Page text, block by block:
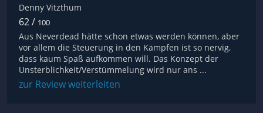
Denny Vitzthum
62 / 100
Aus Neverdead hätte schon etwas werden können, aber
vor allem die Steuerung in den Kämpfen ist so nervig,
dass kaum Spaß aufkommen will. Das Konzept der
Unsterblichkeit/Verstümmelung wird nur ans ...
zur Review weiterleiten